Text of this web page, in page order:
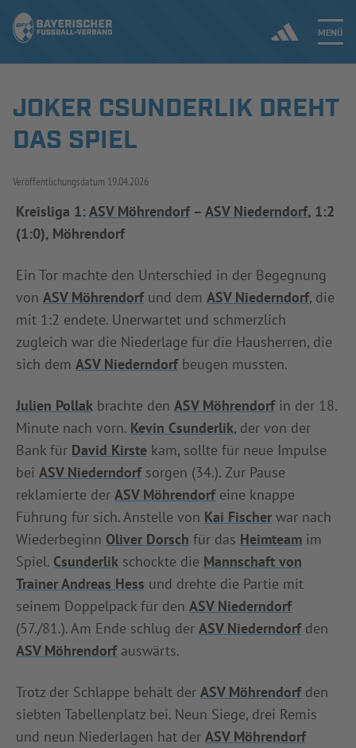
MENÜ
Jetzt einloggen
SPIELBETRIEB & VERBANDSLEBEN
AUSBILDUNG & FÖRDERUNG
DER VERBAND
SPIELPLUS
JOKER CSUNDERLIK DREHT
DAS SPIEL
Veröffentlichungsdatum 19.04.2026
Kreisliga 1: ASV Möhrendorf– ASV Niederndorf, 1:2
(1:0), Möhrendorf
Ein Tor machte den Unterschied in der Begegnung
von ASV Möhrendorfund dem ASV Niederndorf, die
mit 1:2 endete. Unerwartet und schmerzlich
zugleich war die Niederlage für die Hausherren, die
sich dem ASV Niederndorfbeugen mussten.
Julien Pollak brachte den ASV Möhrendorfin der 18.
Minute nach vorn. Kevin Csunderlik, der von der
Bank für David Kirste kam, sollte für neue Impulse
bei ASV Niederndorfsorgen (34.). Zur Pause
reklamierte der ASV Möhrendorfeine knappe
Führung für sich. Anstelle von Kai Fischer war nach
Wiederbeginn Oliver Dorsch für das Heimteam im
Spiel. Csunderlik schockte die Mannschaft von
Trainer Andreas Hess und drehte die Partie mit
seinem Doppelpack für den ASV Niederndorf
(57./81.). Am Ende schlug der ASV Niederndorfden
ASV Möhrendorfauswärts.
Trotz der Schlappe behält der ASV Möhrendorfden
siebten Tabellenplatz bei. Neun Siege, drei Remis
und neun Niederlagen hat der ASV Möhrendorf